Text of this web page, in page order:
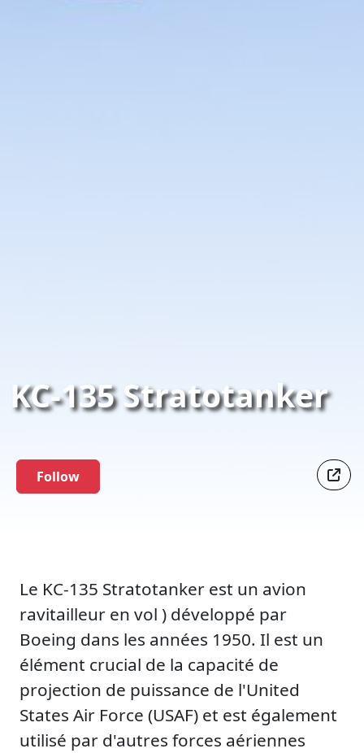
KC-135 Stratotanker
Follow
Le KC-135 Stratotanker est un avion
ravitailleur en vol ) développé par
Boeing dans les années 1950. Il est un
élément crucial de la capacité de
projection de puissance de l'United
States Air Force (USAF) et est également
utilisé par d'autres forces aériennes